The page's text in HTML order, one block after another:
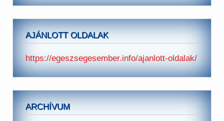
AJÁNLOTT OLDALAK
https://egeszsegesember.info/ajanlott-oldalak/
ARCHÍVUM